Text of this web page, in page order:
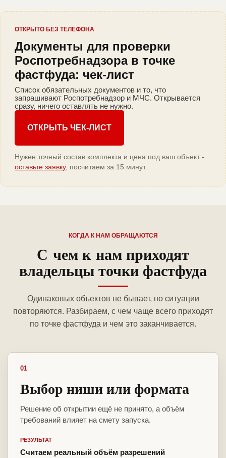
ОТКРЫТО БЕЗ ТЕЛЕФОНА
Документы для проверки
Роспотребнадзора в точке
фастфуда: чек-лист
Список обязательных документов и то, что
запрашивают Роспотребнадзор и МЧС. Открывается
сразу, ничего оставлять не нужно.
ОТКРЫТЬ ЧЕК-ЛИСТ
Нужен точный состав комплекта и цена под ваш объект -
оставьте заявку, посчитаем за 15 минут.
КОГДА К НАМ ОБРАЩАЮТСЯ
С чем к нам приходят
владельцы точки фастфуда
Одинаковых объектов не бывает, но ситуации
повторяются. Разбираем, с чем чаще всего приходят
по точке фастфуда и чем это заканчивается.
01
Выбор ниши или формата
Решение об открытии ещё не принято, а объём
требований влияет на смету запуска.
РЕЗУЛЬТАТ
Считаем реальный объём разрешений